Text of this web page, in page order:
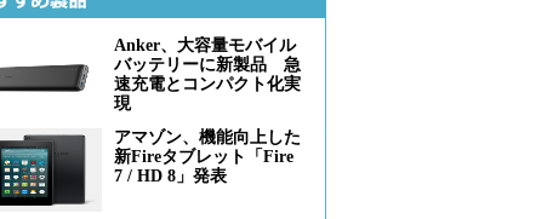
Anker、大容量モバイル
バッテリーに新製品 急
速充電とコンパクト化実
現
アマゾン、機能向上した
新Fireタブレット「Fire
7 / HD 8」発表